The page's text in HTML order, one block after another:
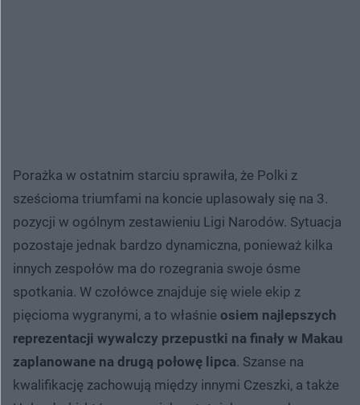
Porażka w ostatnim starciu sprawiła, że Polki z
sześcioma triumfami na koncie uplasowały się na 3.
pozycji w ogólnym zestawieniu Ligi Narodów. Sytuacja
pozostaje jednak bardzo dynamiczna, ponieważ kilka
innych zespołów ma do rozegrania swoje ósme
spotkania. W czołówce znajduje się wiele ekip z
pięcioma wygranymi, a to właśnie osiem najlepszych
reprezentacji wywalczy przepustki na finały w Makau
zaplanowane na drugą połowę lipca. Szanse na
kwalifikację zachowują między innymi Czeszki, a także